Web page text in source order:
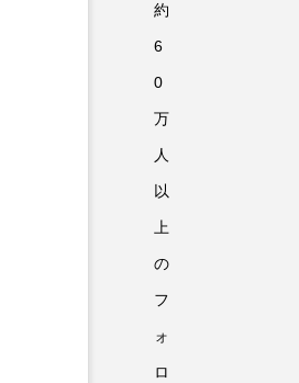
約
6
0
万
人
以
上
の
フ
ォ
ロ